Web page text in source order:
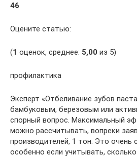
46
Оцените статью:
(1 оценок, среднее: 5,00 из 5)
профилактика
Эксперт «Отбеливание зубов
бамбуковым, березовым или
спорный вопрос. Максимальный
можно рассчитывать, вопреки
производителей, 1 тон. Это очень
особенно если учитывать,